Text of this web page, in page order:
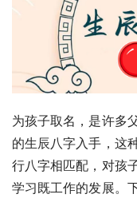
为孩子取名，是许多
的生辰八字入手，这
行八字相匹配，对孩
学习既工作的发展。